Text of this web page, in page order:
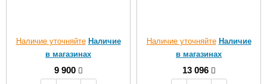
Наличие уточняйте Наличие
в магазинах
9 900
Наличие уточняйте Наличие
в магазинах
13 096